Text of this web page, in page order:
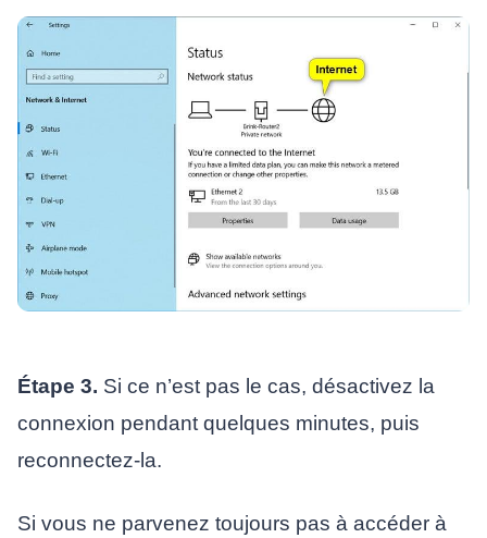
Étape 3. Si ce n’est pas le cas, désactivez la
connexion pendant quelques minutes, puis
reconnectez-la.
Si vous ne parvenez toujours pas à accéder à